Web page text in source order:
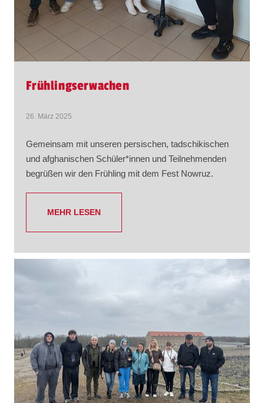
Frühlingserwachen
26. März 2025
Gemeinsam mit unseren persischen, tadschikischen
und afghanischen Schüler*innen und Teilnehmenden
begrüßen wir den Frühling mit dem Fest Nowruz.
MEHR LESEN